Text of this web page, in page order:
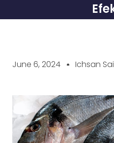
June 6, 2024 Ichsan